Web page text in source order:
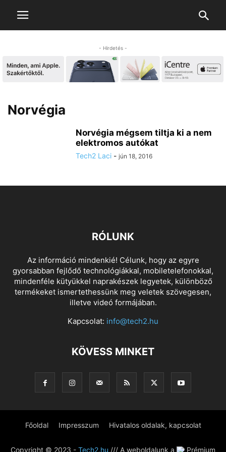
- Hirdetés -
Norvégia
Norvégia mégsem tiltja ki a nem
elektromos autókat
Tech2 Laci - jún 18, 2016
RÓLUNK
Az információ mindenkié! Célunk, hogy az egyre
gyorsabban fejlődő technológiákkal, mobiletelefonokkal,
mindenféle kütyükkel naprakészek legyetek, különböző
termékeket ismertethessünk meg veletek szövegesen,
illetve videó formájában.
Kapcsolat: info@tech2.hu
KÖVESS MINKET
Főoldal Impresszum Hivatalos oldalak, kapcsolat
Copyright © 2023 - Tech2.hu /// A weboldalunk a Prémium